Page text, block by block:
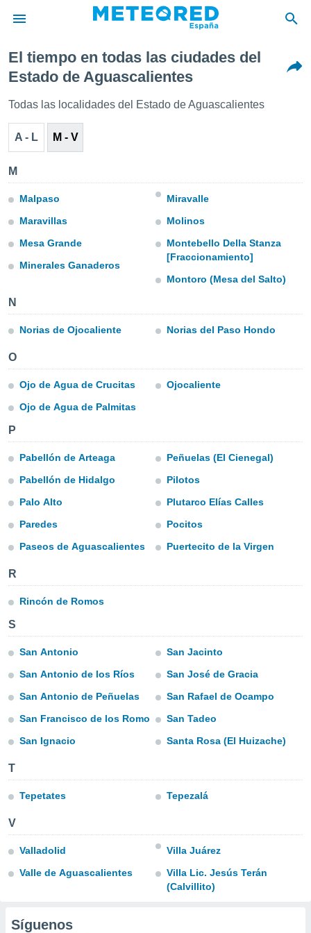
de
por
para
la
que se
a este
forma
seguir
contenido
coste.
a la
todas
nuestros
y análisis
como
perfil
en
nuestra
y
de
CONTINUAR
CONFIGURACIÓN
El tiempo en todas las ciudades del
Estado de Aguascalientes
Todas las localidades del Estado de Aguascalientes
A - L M - V
M
Malpaso
Maravillas
Mesa Grande
Minerales Ganaderos
Miravalle
Molinos
Montebello Della Stanza
[Fraccionamiento]
Montoro (Mesa del Salto)
N
Norias de Ojocaliente Norias del Paso Hondo
O
Ojo de Agua de Crucitas
Ojo de Agua de Palmitas
Ojocaliente
P
Pabellón de Arteaga
Pabellón de Hidalgo
Palo Alto
Paredes
Paseos de Aguascalientes
Peñuelas (El Cienegal)
Pilotos
Plutarco Elías Calles
Pocitos
Puertecito de la Virgen
R
Rincón de Romos
S
San Antonio
San Antonio de los Ríos
San Antonio de Peñuelas
San Francisco de los Romo
San Ignacio
San Jacinto
San José de Gracia
San Rafael de Ocampo
San Tadeo
Santa Rosa (El Huizache)
T
Tepetates Tepezalá
V
Valladolid
Valle de Aguascalientes
Villa Juárez
Villa Lic. Jesús Terán
(Calvillito)
Síguenos